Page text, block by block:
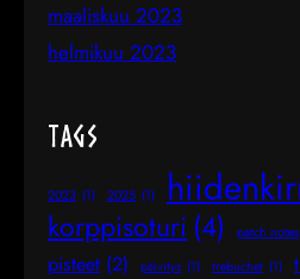
maaliskuu 2023
helmikuu 2023
Tags
2023 (1) 2025 (1)
korppisoturi (4) patch notes
pisteet (2) päivitys (1) trebuchet (1)